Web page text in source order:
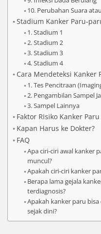
10. Perubahan Suara
Stadium Kanker Paru-
1. Stadium 1
2. Stadium 2
3. Stadium 3
4. Stadium 4
Cara Mendeteksi Kanker
1. Tes Pencitraan
2. Pengambilan Sampel
3. Sampel Lainnya
Faktor Risiko Kanker Paru
Kapan Harus ke Dokter?
FAQ
Apa ciri-ciri awal kanker
muncul?
Apakah ciri-ciri kanker
Berapa lama gejala
terdiagnosis?
Apakah kanker paru
sejak dini?